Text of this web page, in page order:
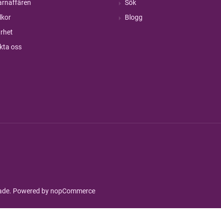
oss
Sök
Blogg
Powered by nopCommerce